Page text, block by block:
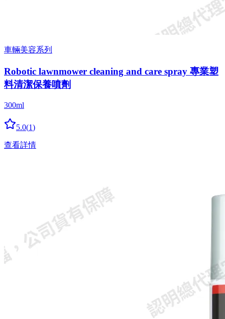
車輛美容系列
Robotic lawnmower cleaning and care spray 專業塑
料清潔保養噴劑
300ml
5.0(1)
查看詳情